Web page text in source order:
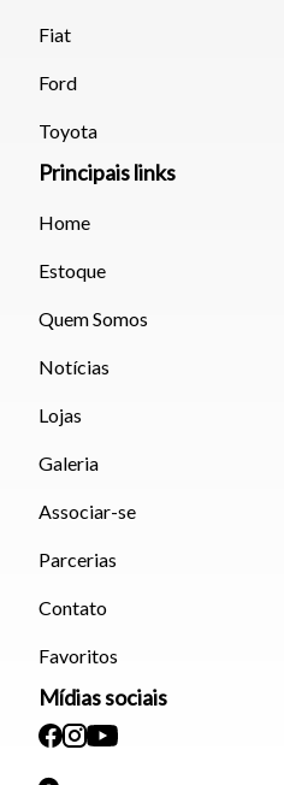
Fiat
Ford
Toyota
Principais links
Home
Estoque
Quem Somos
Notícias
Lojas
Galeria
Associar-se
Parcerias
Contato
Favoritos
Mídias sociais